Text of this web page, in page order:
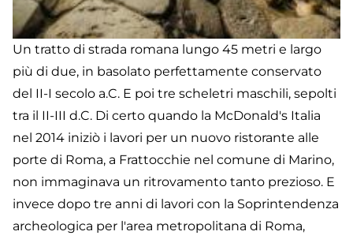
Un tratto di strada romana lungo 45 metri e largo
più di due, in basolato perfettamente conservato
del II-I secolo a.C. E poi tre scheletri maschili, sepolti
tra il II-III d.C. Di certo quando la McDonald's Italia
nel 2014 iniziò i lavori per un nuovo ristorante alle
porte di Roma, a Frattocchie nel comune di Marino,
non immaginava un ritrovamento tanto prezioso. E
invece dopo tre anni di lavori con la Soprintendenza
archeologica per l'area metropolitana di Roma,